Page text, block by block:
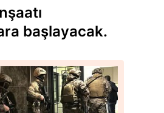
başlayacak.